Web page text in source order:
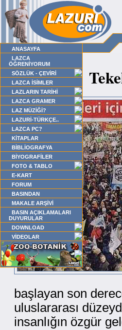
ANASAYFA
LAZCA
ÖĞRENİYORUM
SÖZLÜK - ÇEVİRİ
LAZCA İSİMLER
LAZLARIN TARİHİ
LAZCA GRAMER
LAZ MÜZİĞİ?
LAZURİ-TÜRKÇE..
LAZCA PC?
KİTAPLAR
BİBLİOGRAFYA
BİYOGRAFİLER
FOTO & TABLO
E-KART
FORUM
BASINDAN
MAKALE ARŞİVİ
BASIN AÇIKLAMALARI
DUYURULAR
DOWNLOAD
VİDEOLAR
başlayan son
uluslararası
insanlığın özgür